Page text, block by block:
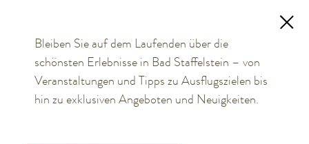
TOURISMUS
Bleiben Sie auf dem Laufenden über die
schönsten Erlebnisse in Bad Staffelstein – von
Veranstaltungen und Tipps zu Ausflugszielen bis
hin zu exklusiven Angeboten und Neuigkeiten.